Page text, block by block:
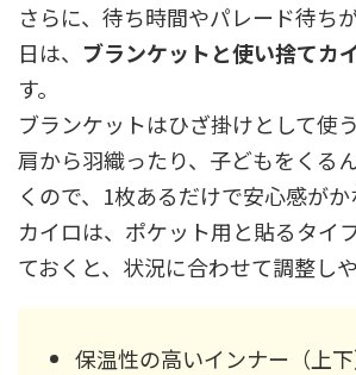
さらに、待ち時間やパレード待ち
日は、 ブランケットと使い捨てカ
す。
ブランケットはひざ掛けとして使
肩から羽織ったり、子どもをくる
くので、1枚あるだけで安心感がか
カイロは、ポケット用と貼るタイ
ておくと、状況に合わせて調整し
保温性の高いインナー（上下